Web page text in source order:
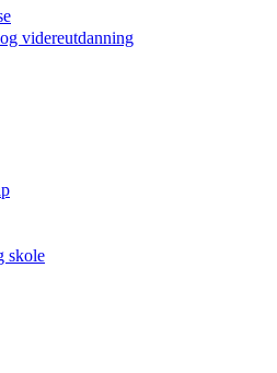
videreutdanning
skole